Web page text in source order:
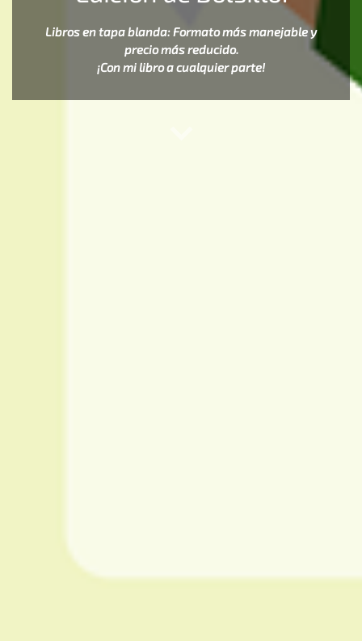
Libros en tapa blanda: Formato más manejable y
precio más reducido.
¡Con mi libro a cualquier parte!